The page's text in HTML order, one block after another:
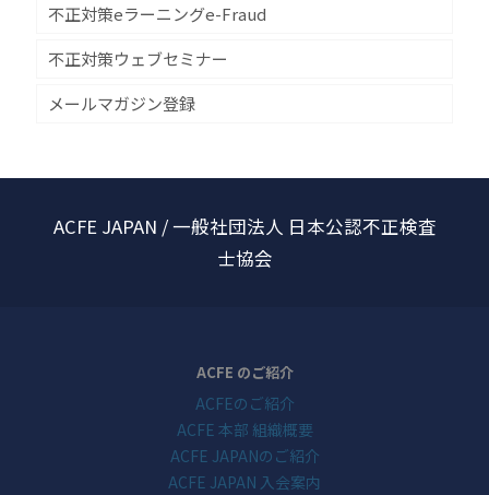
不正対策eラーニングe-Fraud
不正対策ウェブセミナー
メールマガジン登録
ACFE JAPAN / 一般社団法人 日本公認不正検査
士協会
ACFE のご紹介
ACFEのご紹介
ACFE 本部 組織概要
ACFE JAPANのご紹介
ACFE JAPAN 入会案内